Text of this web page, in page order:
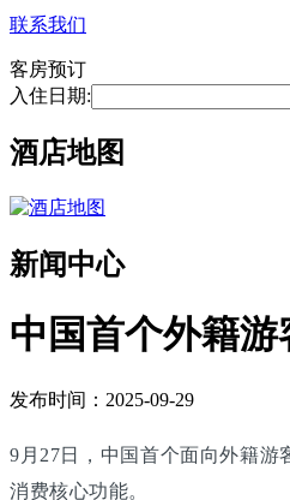
联系我们
客房预订
入住日期:
酒店地图
新闻中心
中国首个外籍
发布时间：2025-09-29
9月27日，中国首个面向外籍
消费核心功能。